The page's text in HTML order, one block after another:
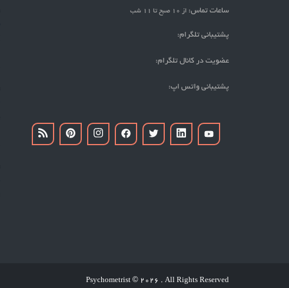
ساعات تماس: از 10 صبح تا 11 شب
پشتیبانی تلگرام:
عضویت در کانال تلگرام:
پشتیبانی واتس اپ:
Psychometrist 2026 . All Rights Reserved